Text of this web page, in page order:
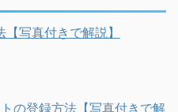
写真付きで解説】
の登録方法【写真付きで解